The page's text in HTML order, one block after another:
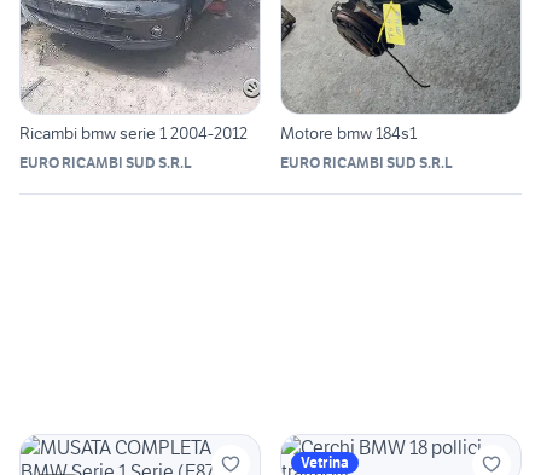
Ricambi bmw serie 1 2004-2012
EURO RICAMBI SUD S.R.L
Motore bmw 184s1
EURO RICAMBI SUD S.R.L
Vetrina